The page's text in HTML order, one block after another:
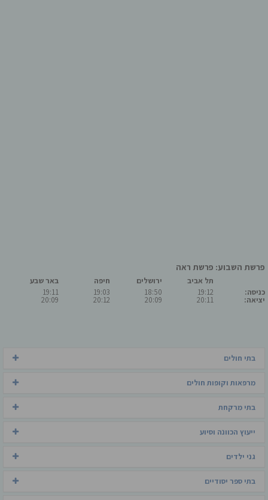
פרשת השבוע: פרשת ראה
כניסה:
יציאה:
תל אביב
19:12
20:11
ירושלים
18:50
20:09
חיפה
19:03
20:12
באר שבע
19:11
20:09
בתי חולים
מרפאות וקופות חולים
בתי מרקחת
ייעוץ הכוונה וסיוע
גני ילדים
בתי ספר יסודיים